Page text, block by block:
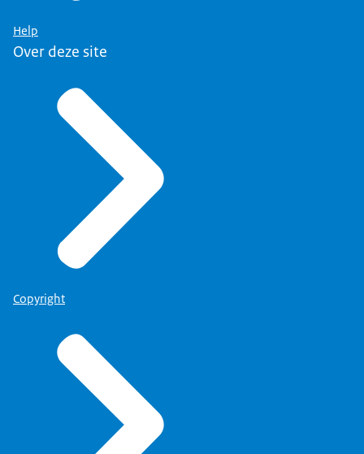
Help
Over deze site
Copyright